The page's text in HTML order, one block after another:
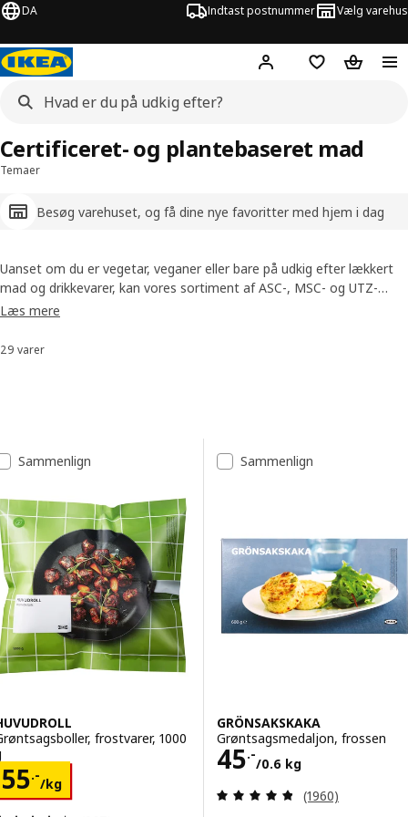
DA Indtast postnummer Vælg varehus
Hej! Log ind her
Huskeliste
Kurv
Temaer
Besøg varehuset, og få dine nye favoritter med hjem i dag
Certificeret- og plantebaseret mad
Uanset om du er vegetar, veganer eller bare på udkig efter lækkert
mad og drikkevarer, kan vores sortiment af ASC-, MSC- og UTZ-
certificeret fisk og skaldyr, kaffeprodukter og plantebaserede
hotdogs til plantebaserede boller og vegansk is – der er et stort
Læs mere
Sorter og filtrer
29 varer
Resultatliste
Sammenlign
frostvarer, 1000
55.-
/kg
55.-/kg
Sammenlign
GRÖNSAKSKAKA
Grøntsagsmedaljon, frossen
45.-
/0.6 kg
Pris 45.-/0.6 kg
Anmeld: 4.8 ud
(1960)